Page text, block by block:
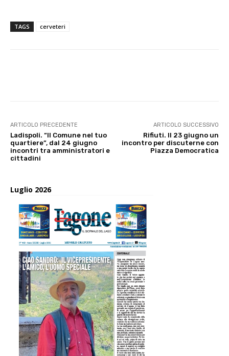
TAGS cerveteri
ARTICOLO PRECEDENTE
Ladispoli. “Il Comune nel tuo
quartiere”, dal 24 giugno
incontri tra amministratori e
cittadini
ARTICOLO SUCCESSIVO
Rifiuti. Il 23 giugno un
incontro per discuterne con
Piazza Democratica
Luglio 2026